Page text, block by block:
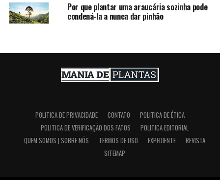
Por que plantar uma araucária sozinha pode
condená-la a nunca dar pinhão
POLITICA DE PRIVACIDADE CONTATO
POLITICA DE ÉTICA
POLITICA DE VERIFICAÇÃO DOS FATOS
POLITICA EDITORIAL
QUEM SOMOS | SOBRE NÓS
TERMOS DE USO EXPEDIENTE
REVISTA
SITEMAP